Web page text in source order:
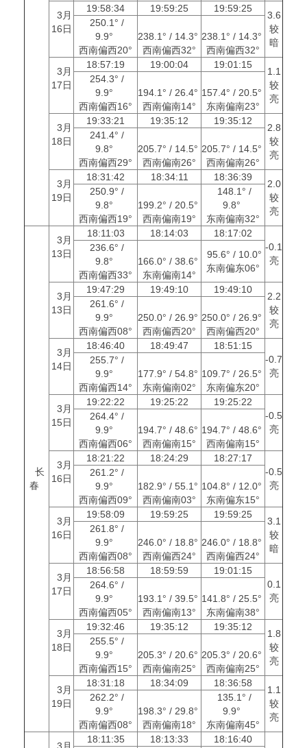
3月
16日
19:58:34 19:59:25 19:59:25
3.6
较
暗
250.1° /
9.9°
西南偏西20°
238.1° / 14.3°
西南偏西32°
238.1° / 14.3°
西南偏西32°
3月
17日
18:57:19 19:00:04 19:01:15
1.1
较
亮
254.3° /
9.9°
西南偏西16°
194.1° / 26.4°
西南偏南14°
157.4° / 20.5°
东南偏南23°
3月
18日
19:33:21 19:35:12 19:35:12
2.8
较
亮
241.4° /
9.8°
西南偏西29°
205.7° / 14.5°
西南偏南26°
205.7° / 14.5°
西南偏南26°
3月
19日
18:31:42 18:34:11 18:36:39
2.0
较
亮
250.9° /
9.8°
西南偏西19°
199.2° / 20.5°
西南偏南19°
148.1° /
9.8°
东南偏南32°
长
春
3月
13日
18:11:03 18:14:03
18:17:02
-0.1
亮
236.6° /
9.8°
西南偏西33°
166.0° / 38.6°
东南偏南14°
95.6° / 10.0°
东南偏东06°
3月
13日
19:47:29 19:49:10 19:49:10
2.2
较
亮
261.6° /
9.9°
西南偏西08°
250.0° / 26.9°
西南偏西20°
250.0° / 26.9°
西南偏西20°
3月
14日
18:46:40 18:49:47
18:51:15
-0.7
亮
255.7° /
9.9°
西南偏西14°
177.9° / 54.8°
东南偏南02°
109.7° / 26.5°
东南偏东20°
3月
15日
19:22:22 19:25:22
19:25:22
-0.5
亮
264.4° /
9.9°
西南偏西06°
194.7° / 48.6°
西南偏南15°
194.7° / 48.6°
西南偏南15°
3月
16日
18:21:22 18:24:29
18:27:17
-0.5
亮
261.2° /
9.9°
西南偏西09°
182.9° / 55.1°
西南偏南03°
104.8° / 12.0°
东南偏东15°
3月
16日
19:58:09 19:59:25 19:59:25
3.1
较
暗
261.8° /
9.9°
西南偏西08°
246.0° / 18.8°
西南偏西24°
246.0° / 18.8°
西南偏西24°
3月
17日
18:56:58 18:59:59
19:01:15
0.1
亮
264.6° /
9.9°
西南偏西05°
193.1° / 39.5°
西南偏南13°
141.8° / 25.5°
东南偏南38°
3月
18日
19:32:46 19:35:12 19:35:12
1.8
较
亮
255.5° /
9.9°
西南偏西15°
205.3° / 20.6°
西南偏南25°
205.3° / 20.6°
西南偏南25°
3月
19日
18:31:18 18:34:09 18:36:58
1.1
较
亮
262.2° /
9.9°
西南偏西08°
198.3° / 29.8°
西南偏南18°
135.1° /
9.9°
东南偏南45°
3月
18:11:35 18:13:33
18:16:40